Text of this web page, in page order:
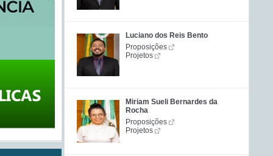
Luciano dos Reis Bento
Proposições
Projetos
Miriam Sueli Bernardes da
Rocha
Proposições
Projetos